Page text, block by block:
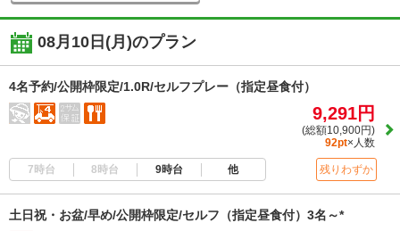
08月10日(月)のプラン
4名予約/公開枠限定/1.0R/セルフプレー（指定昼食付）
9,291円
(総額10,900円)
92pt×人数
7時台 8時台 9時台 他 残りわずか
土日祝・お盆/早め/公開枠限定/セルフ（指定昼食付）3名～*